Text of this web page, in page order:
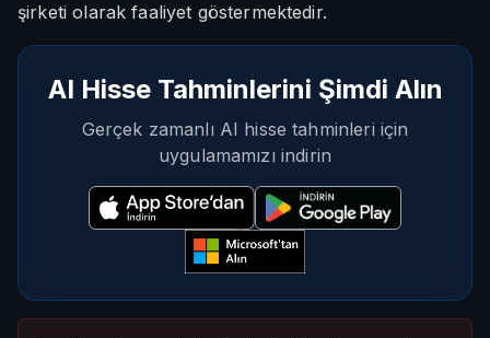
şirketi olarak faaliyet göstermektedir.
AI Hisse Tahminlerini Şimdi Alın
Gerçek zamanlı AI hisse tahminleri için
uygulamamızı indirin